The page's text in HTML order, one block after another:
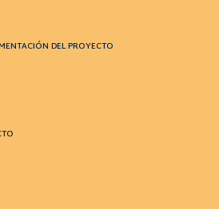
DEL PROYECTO